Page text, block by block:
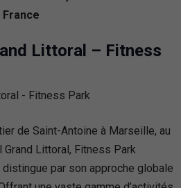
France
Littoral – Fitness
de Saint-Antoine à Marseille, au
Littoral, Fitness Park
par son approche globale